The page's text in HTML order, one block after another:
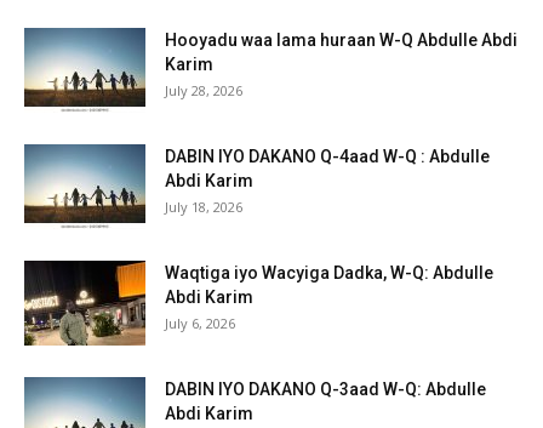
Hooyadu waa lama huraan W-Q Abdulle Abdi
Karim
July 28, 2026
DABIN IYO DAKANO Q-4aad W-Q : Abdulle
Abdi Karim
July 18, 2026
Waqtiga iyo Wacyiga Dadka, W-Q: Abdulle
Abdi Karim
July 6, 2026
DABIN IYO DAKANO Q-3aad W-Q: Abdulle
Abdi Karim